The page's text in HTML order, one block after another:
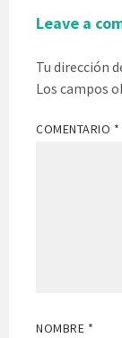
Leave a
Tu dirección
Los campos
COMENTARIO *
NOMBRE *